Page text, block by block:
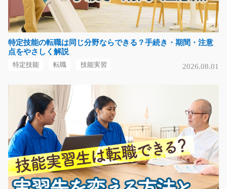
気になる
軽作業 カーマットをぷちぷちで包む/y02_00931
急募
ちぷちで包む梱包の…
長期（3ヶ月以上）
時給1100円
群馬県伊勢崎市
気になる
特定技能の転職は同じ分野ならできる？手続き・期間・注意
点をやさしく解説
特定技能 転職 技能実習 2026.08.01